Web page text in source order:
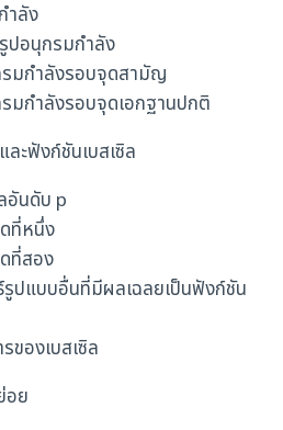
ำลัง
ปอนุกรมกำลัง
รมกำลังรอบจุดสามัญ
มกำลังรอบจุดเอกฐานปกติ
ะฟังก์ชันเบสเซิล
อันดับ p
ที่หนึ่ง
ที่สอง
ปแบบอื่นที่มีผลเฉลยเป็นฟังก์ชัน
ของเบสเซิล
อย